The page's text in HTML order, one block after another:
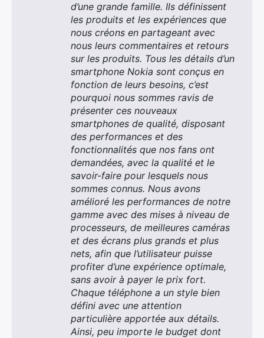
d’une grande famille. Ils définissent
les produits et les expériences que
nous créons en partageant avec
nous leurs commentaires et retours
sur les produits. Tous les détails d’un
smartphone Nokia sont conçus en
fonction de leurs besoins, c’est
pourquoi nous sommes ravis de
présenter ces nouveaux
smartphones de qualité, disposant
des performances et des
fonctionnalités que nos fans ont
demandées, avec la qualité et le
savoir-faire pour lesquels nous
sommes connus. Nous avons
amélioré les performances de notre
gamme avec des mises à niveau de
processeurs, de meilleures caméras
et des écrans plus grands et plus
nets, afin que l’utilisateur puisse
profiter d’une expérience optimale,
sans avoir à payer le prix fort.
Chaque téléphone a un style bien
défini avec une attention
particulière apportée aux détails.
Ainsi, peu importe le budget dont